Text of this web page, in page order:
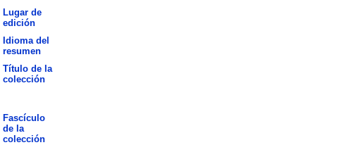
Lugar de
edición
Idioma del
resumen
Título de la
colección
Fascículo
de la
colección